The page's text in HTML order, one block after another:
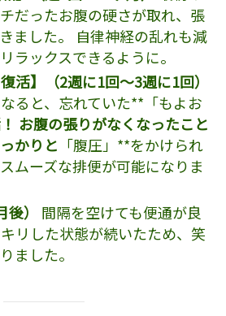
だったお腹の硬さが取れ、張
ました。 自律神経の乱れも減
ラックスできるように。
活】（2週に1回〜3週に1回）
ると、忘れていた**「もよお
お腹の張りがなくなったこと
かりと 「腹圧」**をかけられ
ムーズな排便が可能になりま
）
間隔を空けても便通が良
リした状態が続いたため、笑
ました。